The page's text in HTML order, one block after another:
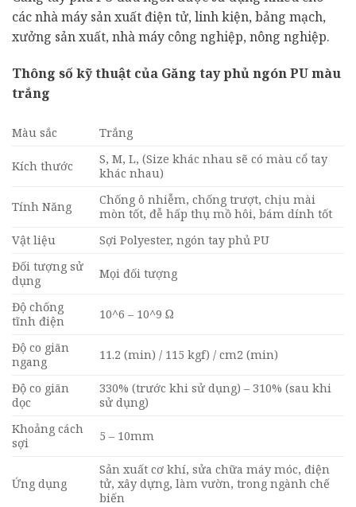
các nhà máy sản xuất điện tử, linh kiện, bảng mạch,
xưởng sản xuất, nhà máy công nghiệp, nông nghiệp.
Thông số kỹ thuật của Găng tay phủ ngón PU màu
trắng
Màu sắc Trắng
Kích thước
S, M, L, (Size khác nhau sẽ có màu cổ tay
khác nhau)
Tính Năng
Chống ô nhiễm, chống trượt, chịu mài
mòn tốt, đễ hấp thụ mồ hôi, bám dính tốt
Vật liệu
Sợi Polyester, ngón tay phủ PU
Đối tượng sử
dụng
Mọi đối tượng
Độ chống
tĩnh điện
10^6 – 10^9 Ω
Độ co giãn
ngang
11.2 (min) / 115 kgf) / cm2 (min)
Độ co giãn
dọc
330% (trước khi sử dụng) – 310% (sau khi
sử dụng)
Khoảng cách
sợi
5 – 10mm
Ứng dụng
Sản xuất cơ khí, sửa chữa máy móc, điện
tử, xây dựng, làm vườn, trong ngành chế
biến